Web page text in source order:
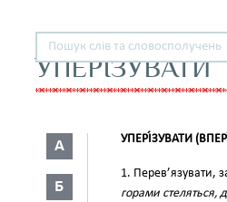
УПЕРІЗУВАТИ
А
Б
УПЕРІ́ЗУВАТИ
1. Перев’язувати,
горами стеляться,